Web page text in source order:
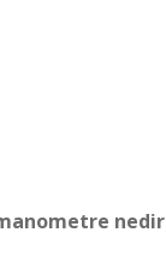
nedir